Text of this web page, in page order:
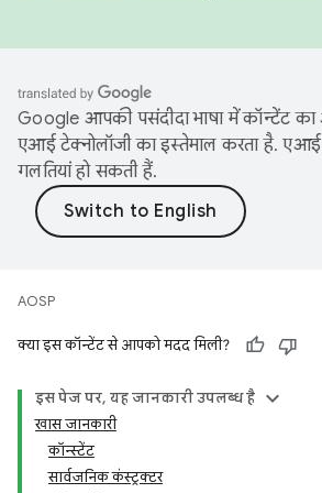
Google आपकी पसंदीदा भाषा में कॉन्टेंट
एआई टेक्नोलॉजी का इस्तेमाल करता है.
गलतियां हो सकती हैं.
AOSP
क्या इस कॉन्टेंट से आपको मदद मिली?
इस पेज पर, यह जानकारी उपलब्ध है
खास जानकारी
कॉन्स्टेंट
सार्वजनिक कंस्ट्रक्टर